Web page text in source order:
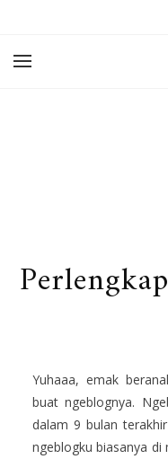
Yuhaaa, emak
buat ngeblognya.
dalam 9 bulan
ngeblogku biasanya